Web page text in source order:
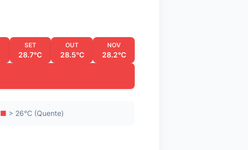
SET
28.7°C
OUT
28.5°C
NOV
28.2°C
■ > 26°C (Quente)